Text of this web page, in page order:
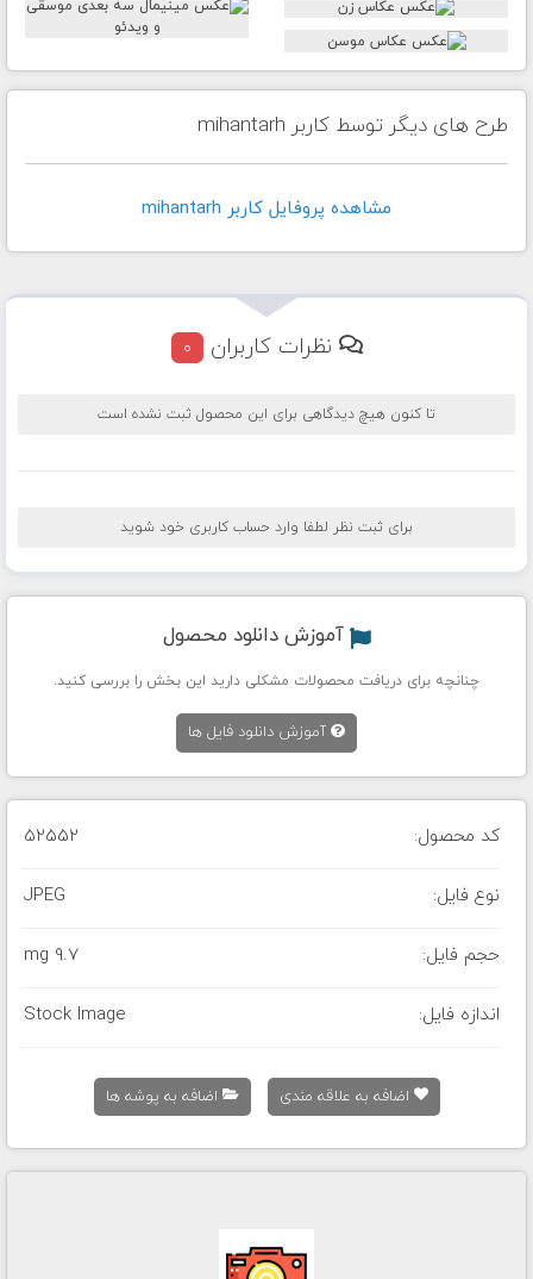
طرح های دیگر توسط کاربر mihantarh
مشاهده پروفايل کاربر mihantarh
نظرات کاربران 0
تا کنون هیچ دیدگاهی برای این محصول ثبت نشده است
برای ثبت نظر لطفا وارد حساب کاربری خود شوید
آموزش دانلود محصول
چنانچه برای دریافت محصولات مشکلی دارید این بخش را بررسی کنید.
آموزش دانلود فایل ها
کد محصول: 52552
نوع فایل: JPEG
حجم فایل: 9.7 mg
اندازه فایل: Stock Image
اضافه به علاقه مندی اضافه به پوشه ها